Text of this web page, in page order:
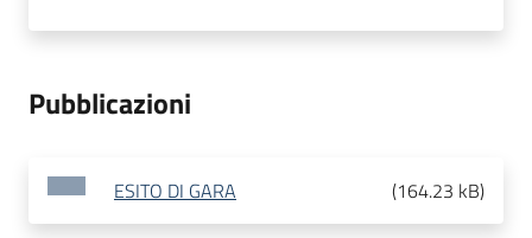
Pubblicazioni
ESITO DI GARA (164.23 kB)